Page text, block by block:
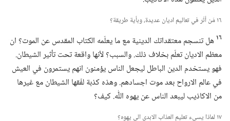
١٦ مَن أثّر في تعاليم اديان عديدة،‏ وبأية طريقة؟‏
١٦ هل تنسجم معتقداتك الدينية مع ما يعلّمه الكتاب المقدس عن الموت؟‏ ان
معظم الاديان تعلّم بخلاف ذلك.‏ والسبب؟‏ لأنها واقعة تحت تأثير الشيطان.‏
فهو يستخدم الدين الباطل ليجعل الناس يؤمنون انهم يستمرون في العيش
في عالم الارواح بعد موت اجسادهم.‏ وهذه كذبة لفّقها الشيطان مع غيرها
من الاكاذيب ليبعد الناس عن يهوه اللّٰه.‏ كيف؟‏
١٧ لماذا يسيء تعليم العذاب الابدي الى يهوه؟‏